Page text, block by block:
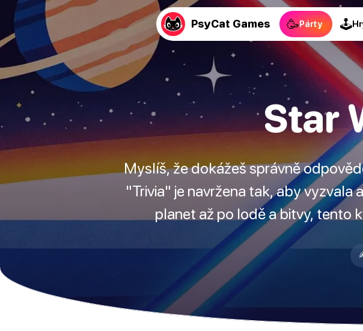
PsyCat Games 🥳Párty 🕹
Star
Myslíš, že dokážeš správně
"Trivia" je navržena tak, aby vyzvala
planet až po lodě a bitvy, tento